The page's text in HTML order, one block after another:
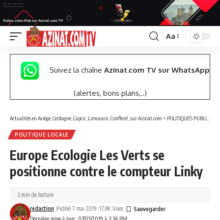
Font
Resizer
Aa
Suivez la chaîne Azinat.com TV sur WhatsApp
(alertes, bons plans,..)
Actualités en Ariège, Cerdagne, Capcir, Limouxin, Conflent, sur Azinat.com > POLITIQUES PUBLIQUES
POLITIQUE LOCALE
Europe Ecologie Les Verts se
positionne contre le compteur Linky
redaction Publié 7 mai 2019 17.8K Vues
3 min de lecture